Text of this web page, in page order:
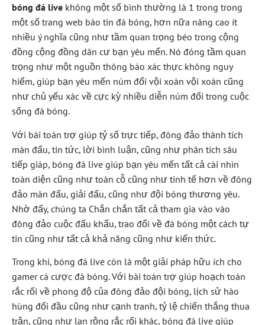
bóng đá live không một số bình thường là 1 trong trong
một số trang web báo tin đá bóng, hơn nữa nâng cao ít
nhiều ý nghĩa cũng như tầm quan trọng béo trong cộng
đồng cộng đồng dân cư bạn yêu mến. Nó đóng tầm quan
trọng như một nguồn thông báo xác thực không nguy
hiểm, giúp bạn yêu mến núm đổi vội xoàn vội xoàn cũng
như chủ yếu xác về cực kỳ nhiều diễn núm đổi trong cuộc
sống đá bóng.
Với bài toán trợ giúp tỷ số trực tiếp, đông đảo thành tích
màn đấu, tin tức, lời bình luận, cũng như phân tích sâu
tiếp giáp, bóng đá live giúp bạn yêu mến tất cả cái nhìn
toàn diện cũng như toàn cỗ cũng như tinh tế hơn về đông
đảo màn đấu, giải đấu, cũng như đội bóng thương yêu.
Nhờ đấy, chúng ta Chắn chắn tất cả tham gia vào vào
đông đảo cuộc đấu khẩu, trao đổi về đá bóng một cách tự
tin cũng như tất cả khả năng cũng như kiến thức.
Trong khi, bóng đá live còn là một giải pháp hữu ích cho
gamer cá cược đá bóng. Với bài toán trợ giúp hoạch toán
rắc rối về phong độ của đông đảo đội bóng, lịch sử hào
hùng đối đầu cũng như cạnh tranh, tỷ lệ chiến thắng thua
trận, cũng như lan rộng rắc rối khác, bóng đá live giúp